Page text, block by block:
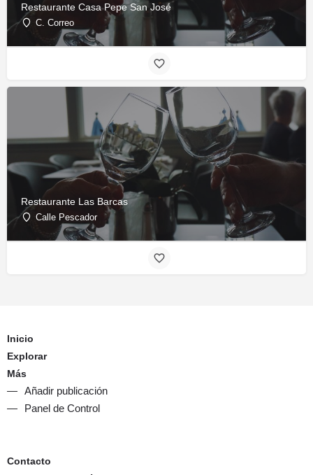
Restaurante Casa Pepe San José
C. Correo
Restaurante Las Barcas
Calle Pescador
Inicio
Explorar
Más
Añadir publicación
Panel de Control
Contacto